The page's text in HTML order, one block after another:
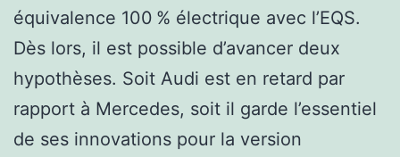
équivalence 100 % électrique avec l’EQS.
Dès lors, il est possible d’avancer deux
hypothèses. Soit Audi est en retard par
rapport à Mercedes, soit il garde l’essentiel
de ses innovations pour la version